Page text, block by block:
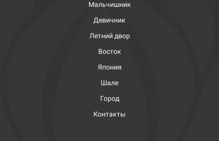
Мальчишник
Девичник
Летний двор
Восток
Япония
Шале
Город
Контакты